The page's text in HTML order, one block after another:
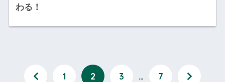
わる！
1 2 3 … 7